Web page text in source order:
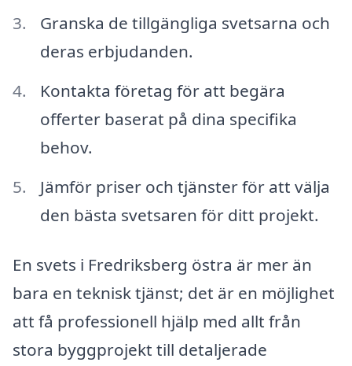
Granska de tillgängliga svetsarna och
deras erbjudanden.
Kontakta företag för att begära
offerter baserat på dina specifika
behov.
Jämför priser och tjänster för att välja
den bästa svetsaren för ditt projekt.
En svets i Fredriksberg östra är mer än
bara en teknisk tjänst; det är en möjlighet
att få professionell hjälp med allt från
stora byggprojekt till detaljerade